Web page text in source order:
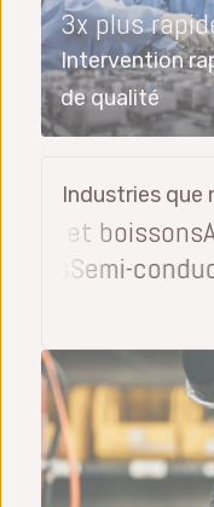
3x plus
Intervention
de qualité
Industries que
et boissons
Semi-